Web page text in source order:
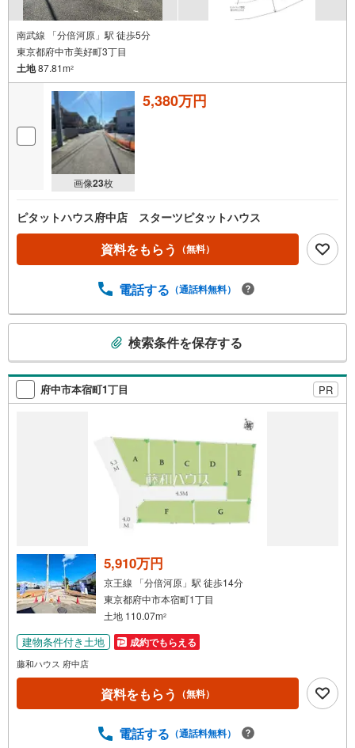
南武線 「分倍河原」駅 徒歩5分
東京都府中市美好町3丁目
土地87.81m2
画像23枚
5,380万円
ピタットハウス府中店 スターツピタットハウス
資料をもらう （無料）
電話する （通話料無料）
検
索
条
る
・
条
件
マ
イ
ペ
ジ
検索条件を保存する
府中市本宿町1丁目 PR
5,910万円
京王線 「分倍河原」駅 徒歩14分
東京都府中市本宿町1丁目
土地 110.07m2
建物条件付き土地 成約でもらえる
藤和ハウス 府中店
資料をもらう （無料）
電話する （通話料無料）